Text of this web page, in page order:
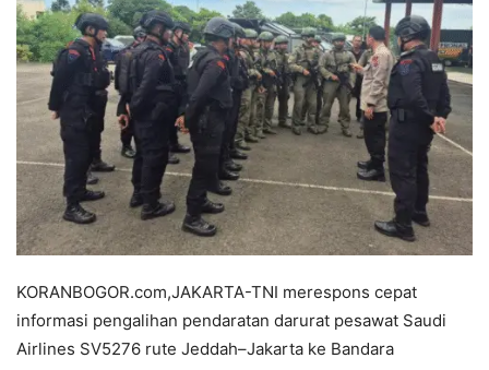
KORANBOGOR.com,JAKARTA-TNI merespons cepat
informasi pengalihan pendaratan darurat pesawat Saudi
Airlines SV5276 rute Jeddah–Jakarta ke Bandara